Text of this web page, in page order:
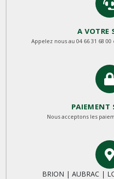
A VOTRE
Appelez nous au 04 66 31 68
PAIEMENT
Nous acceptons les
BRION | AUBRAC |